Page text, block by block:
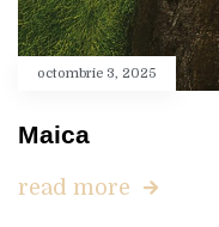
octombrie 3, 2025
Maica
read more